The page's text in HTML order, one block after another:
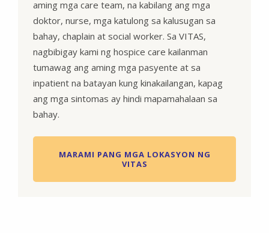
aming mga care team, na kabilang ang mga
doktor, nurse, mga katulong sa kalusugan sa
bahay, chaplain at social worker. Sa VITAS,
nagbibigay kami ng hospice care kailanman
tumawag ang aming mga pasyente at sa
inpatient na batayan kung kinakailangan, kapag
ang mga sintomas ay hindi mapamahalaan sa
bahay.
MARAMI PANG MGA LOKASYON NG
VITAS